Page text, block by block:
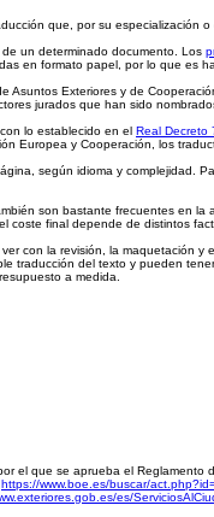
que, por su especialización
de un determinado documento. Los
en formato papel, por lo que es
Asuntos Exteriores y de
jurados que han sido
lo establecido en el Real Decreto
Europea y Cooperación, los
según idioma y complejidad.
son bastante frecuentes en la
final depende de distintos
con la revisión, la maquetación y
traducción del texto y pueden
a medida.
el que se aprueba el
https://www.boe.es/buscar/
es/